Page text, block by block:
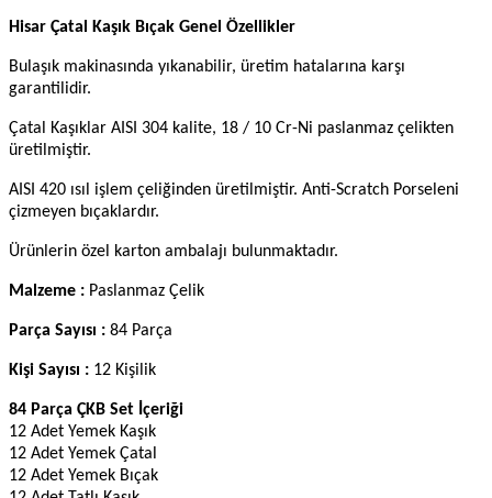
Hisar Çatal Kaşık Bıçak Genel Özellikler
Bulaşık makinasında yıkanabilir, üretim hatalarına karşı
garantilidir.
Çatal Kaşıklar AISI 304 kalite, 18 / 10 Cr-Ni paslanmaz çelikten
üretilmiştir.
AISI 420 ısıl işlem çeliğinden üretilmiştir. Anti-Scratch Porseleni
çizmeyen bıçaklardır.
Ürünlerin özel karton ambalajı bulunmaktadır.
Malzeme : Paslanmaz Çelik
Parça Sayısı : 84 Parça
Kişi Sayısı : 12 Kişilik
84 Parça ÇKB Set İçeriği
12 Adet Yemek Kaşık
12 Adet Yemek Çatal
12 Adet Yemek Bıçak